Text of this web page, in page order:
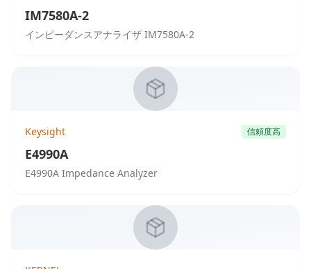
IM7580A-2
インピーダンスアナライザ IM7580A-2
Keysight 信頼度高
E4990A
E4990A Impedance Analyzer